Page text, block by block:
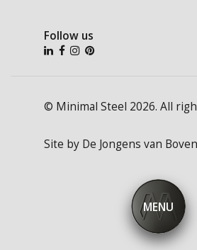
MENU
Follow us
© Minimal Steel 2026. All
Site by De Jongens van Boven